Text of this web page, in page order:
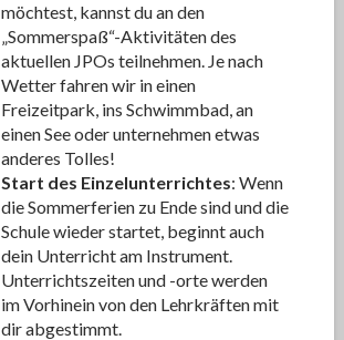
möchtest, kannst du an den
„Sommerspaß“-Aktivitäten des
aktuellen JPOs teilnehmen. Je nach
Wetter fahren wir in einen
Freizeitpark, ins Schwimmbad, an
einen See oder unternehmen etwas
anderes Tolles!
Start des Einzelunterrichtes: Wenn
die Sommerferien zu Ende sind und die
Schule wieder startet, beginnt auch
dein Unterricht am Instrument.
Unterrichtszeiten und -orte werden
im Vorhinein von den Lehrkräften mit
dir abgestimmt.